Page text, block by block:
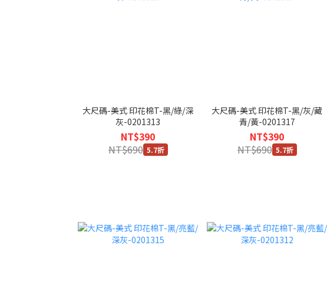
大尺碼-美式 印花棉T-黑/綠/深
灰-0201313
NT$390
NT$690 5.7折
大尺碼-美式 印花棉T-黑/灰/藏
青/黃-0201317
NT$390
NT$690 5.7折